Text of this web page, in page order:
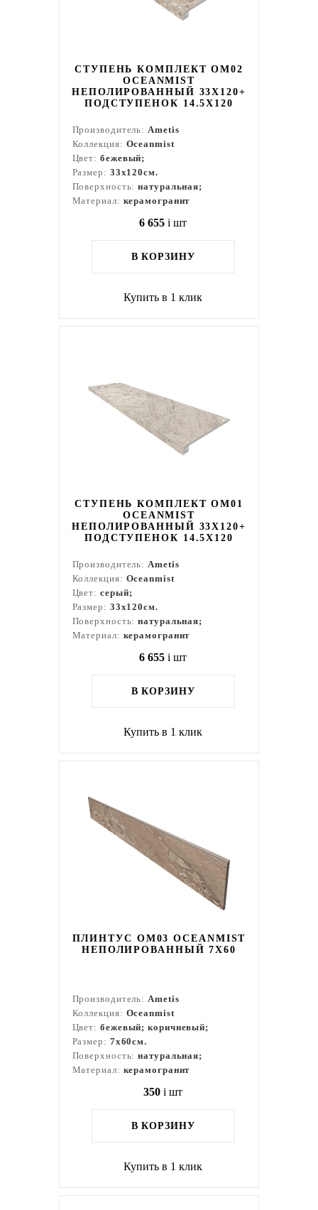
СТУПЕНЬ КОМПЛЕКТ OM02
OCEANMIST
НЕПОЛИРОВАННЫЙ 33X120+
ПОДСТУПЕНОК 14.5X120
Производитель:Ametis
Коллекция: Oceanmist
Цвет: бежевый;
Размер: 33x120см.
Поверхность:натуральная;
Материал: керамогранит
6 655 i шт
В КОРЗИНУ
Купить в 1 клик
СТУПЕНЬ КОМПЛЕКТ OM01
OCEANMIST
НЕПОЛИРОВАННЫЙ 33X120+
ПОДСТУПЕНОК 14.5X120
Производитель:Ametis
Коллекция: Oceanmist
Цвет: серый;
Размер: 33x120см.
Поверхность:натуральная;
Материал: керамогранит
6 655 i шт
В КОРЗИНУ
Купить в 1 клик
ПЛИНТУС OM03 OCEANMIST
НЕПОЛИРОВАННЫЙ 7X60
Производитель:Ametis
Коллекция: Oceanmist
Цвет: бежевый; коричневый;
Размер: 7x60см.
Поверхность:натуральная;
Материал: керамогранит
350 i шт
В КОРЗИНУ
Купить в 1 клик